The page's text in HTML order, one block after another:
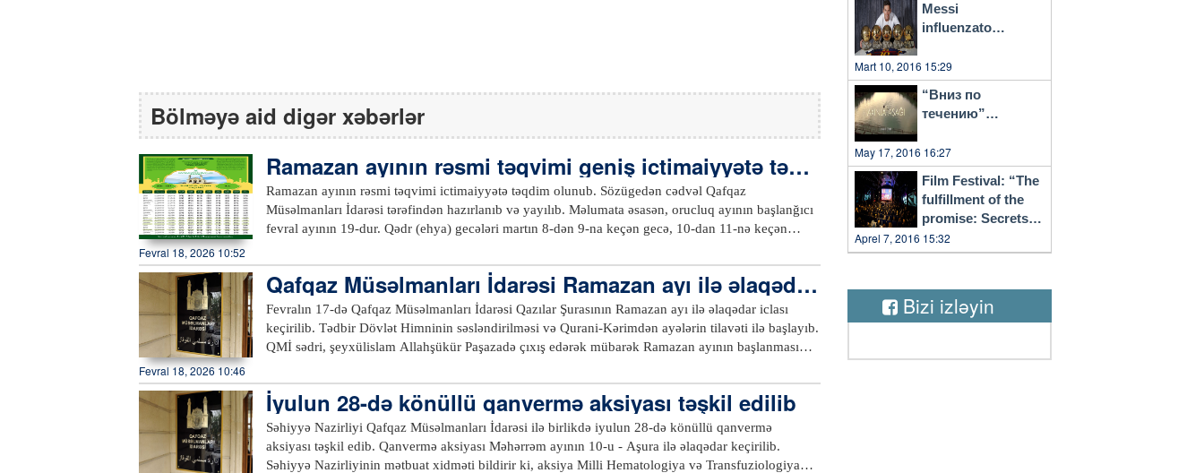
Bölməyə aid digər xəbərlər
Ramazan ayının rəsmi təqvimi geniş ictimaiyyətə təqd
im olundu
Ramazan ayının rəsmi təqvimi ictimaiyyətə təqdim olunub. Sözügedən cədvəl Qafqaz
Müsəlmanları İdarəsi tərəfindən hazırlanıb və yayılıb. Məlumata əsasən, orucluq ayının başlanğıcı
fevral ayının 19-dur. Qədr (ehya) gecələri martın 8-dən 9-na keçən gecə, 10-dan 11-nə keçən
isə mart ayının 20-də qeyd edilməsi nəzərdə tutulub.xeber100.com
Fevral 18, 2026 10:52
Qafqaz Müsəlmanları İdarəsi Ramazan ayı ilə əlaqədar
iclas keçirib
Fevralın 17-də Qafqaz Müsəlmanları İdarəsi Qazılar Şurasının Ramazan ayı ilə əlaqədar iclası
keçirilib. Tədbir Dövlət Himninin səsləndirilməsi və Qurani-Kərimdən ayələrin tilavəti ilə başlayıb.
QMİ sədri, şeyxülislam Allahşükür Paşazadə çıxış edərək mübarək Ramazan ayının başlanması
xatırladaraq orucun mənəvi mahiyyətindən danışıb. Çıxışında süni intellekt məsələsinə də toxunan
Allahşükür Paşazadə din xadimlərini bu sahədə maarifləndirmə işində fəal olmağa çağırıb,
texnologiyadan etik çərçivədə istifadənin vacibliyini vurğulayıb. Qafqaz Müsəlmanları İdarəsi
sədrinin müavini Fuad Nurullayev Qazılar Şurasının Ramazan ayı ilə bağlı hazırladığı fətvanı
tədbir iştirakçılarının diqqətinə çatdırıb. Orucluğun qaydaları, vaxtları və digər dini məsələlər öz
Fevral 18, 2026 10:46
İyulun 28-də könüllü qanvermə aksiyası təşkil edilib
Səhiyyə Nazirliyi Qafqaz Müsəlmanları İdarəsi ilə birlikdə iyulun 28-də könüllü qanvermə
aksiyası təşkil edib. Qanvermə aksiyası Məhərrəm ayının 10-u - Aşura ilə əlaqədar keçirilib.
Səhiyyə Nazirliyinin mətbuat xidməti bildirir ki, aksiya Milli Hematologiya və Transfuziologiya
Messi
influenzato…
Mart 10, 2016 15:29
“Вниз по
течению”…
May 17, 2016 16:27
Film Festival: “The
fulfillment of the
promise: Secrets
of Vilnius”
Aprel 7, 2016 15:32
Bizi izləyin